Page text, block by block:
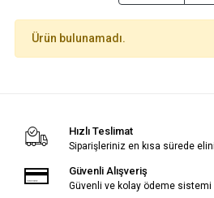
Ürün bulunamadı.
Hızlı Teslimat
Siparişleriniz en kısa sürede
Güvenli Alışveriş
Güvenli ve kolay ödeme sistemi